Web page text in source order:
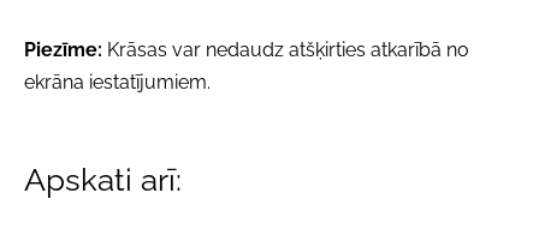
Piezīme: Krāsas var nedaudz atšķirties atkarībā no
ekrāna iestatījumiem.
Apskati arī: